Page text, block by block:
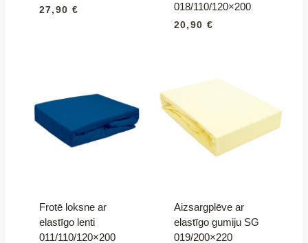
27,90 €
018/110/120×200
20,90 €
Frotē loksne ar
elastīgo lenti
011/110/120×200
Aizsargplēve ar
elastīgo gumiju SG
019/200×220